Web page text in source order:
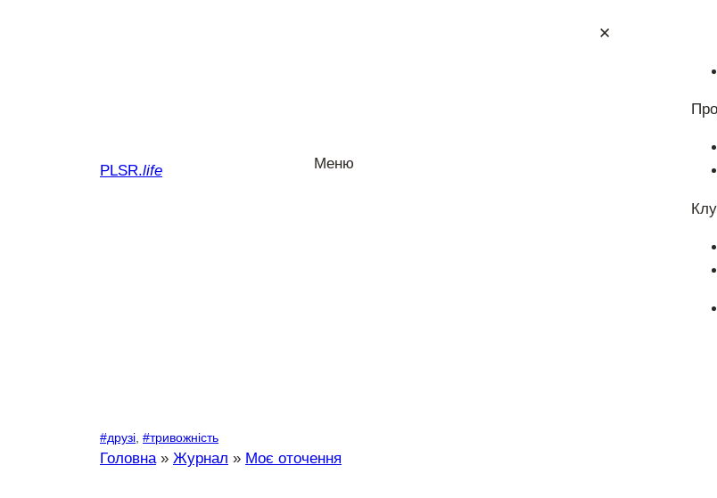
PLSR.life Меню
✕
#друзі, #тривожність
Головна» Журнал » Моє оточення